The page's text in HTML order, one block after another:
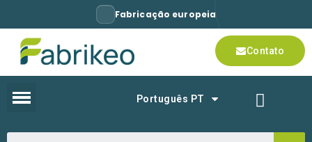
Fabricação europeia
Contato
Português PT